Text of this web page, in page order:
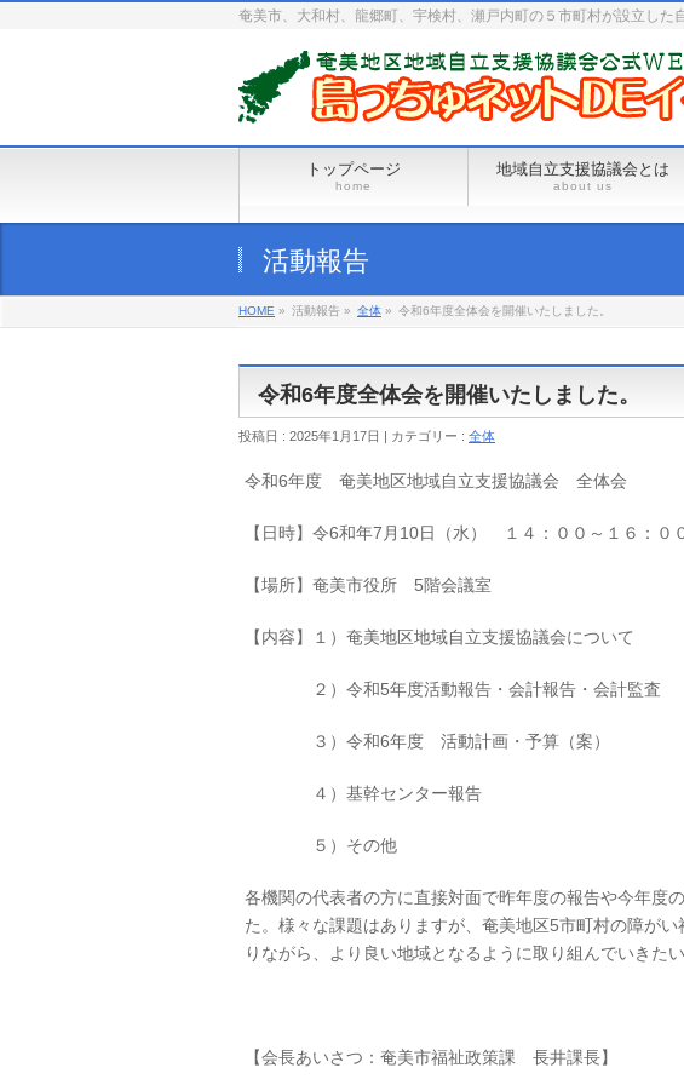
奄美市、大和村、龍郷町、宇検村、瀬戸内町の５市町村が設立した
トップページ
home
地域自立支援協議会とは
about us
活動報告
HOME » 活動報告 » 全体 » 令和6年度全体会を開催いたしました。
令和6年度全体会を開催いたしました。
投稿日 : 2025年1月17日 | カテゴリー : 全体
令和6年度 奄美地区地域自立支援協議会 全体会
【日時】令6和年7月10日（水） １４：００～１６：０
【場所】奄美市役所 5階会議室
【内容】１）奄美地区地域自立支援協議会について
２）令和5年度活動報告・会計報告・会計監査
３）令和6年度 活動計画・予算（案）
４）基幹センター報告
５）その他
各機関の代表者の方に直接対面で昨年度の報告や今年度
た。様々な課題はありますが、奄美地区5市町村の障が
りながら、より良い地域となるように取り組んでいきたい
【会長あいさつ：奄美市福祉政策課 長井課長】